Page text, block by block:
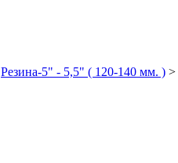
Резина-5" - 5,5" ( 120-140 мм. ) >